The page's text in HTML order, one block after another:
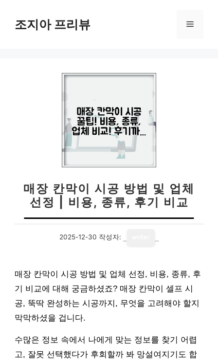
조지아 프리뷰 메
매장 칸막이 시공 방법 및 업체
선정 | 비용, 종류, 후기 비교
2025-12-30 작성자:
매장 칸막이 시공 방법 및 업체 선정, 비용, 종류, 후
기 비교에 대해 궁금하셨죠? 매장 칸막이 셀프 시
공, 뚝딱 완성하는 시공까지, 무엇을 고려해야 할지
막막하셨을 겁니다.
수많은 정보 속에서 나에게 맞는 정보를 찾기 어렵
고, 잘못 선택했다가 후회할까 봐 망설여지기도 합